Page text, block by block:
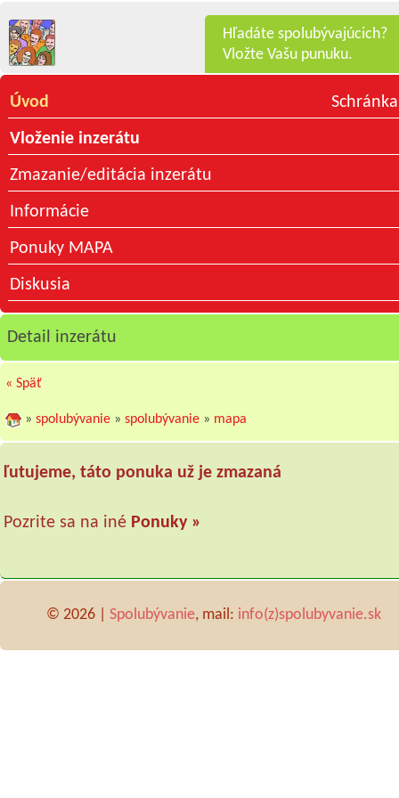
Hľadáte spolubývajúcich?
Vložte Vašu punuku.
Úvod
Vloženie inzerátu
Zmazanie/editácia inzerátu
Informácie
Ponuky MAPA
Diskusia
Detail inzerátu
« Späť
»spolubývanie »spolubývanie » mapa
ľutujeme, táto ponuka už je zmazaná
Pozrite sa na iné Ponuky »
© 2026 | Spolubývanie, mail: info(z)spolubyvanie.sk